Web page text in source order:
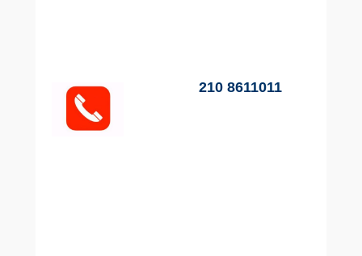
210 8611011